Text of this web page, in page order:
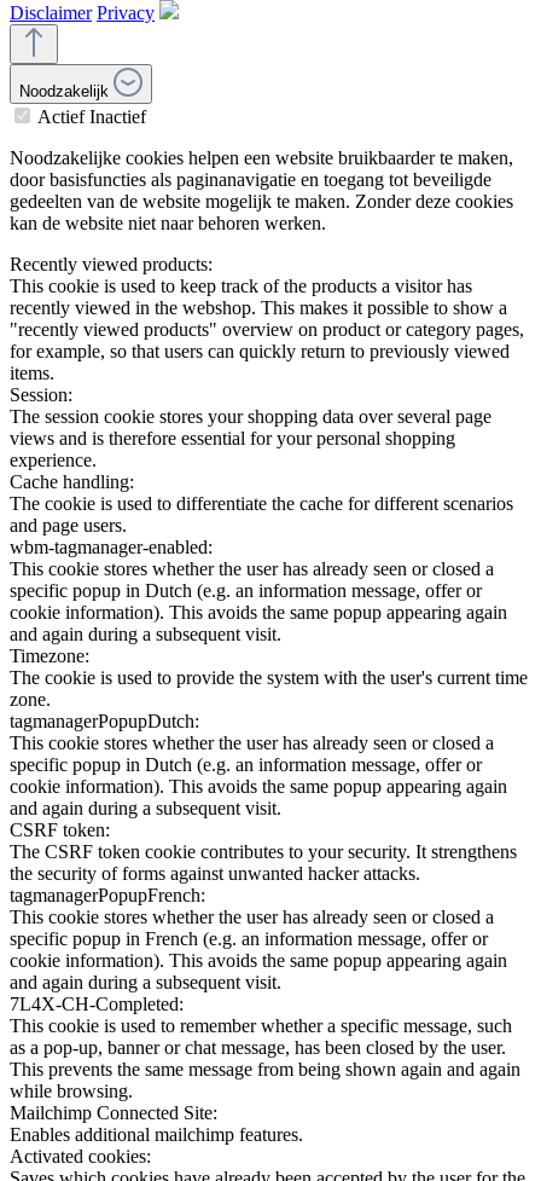
Disclaimer Privacy
Noodzakelijk
Actief Inactief
Noodzakelijke cookies helpen een website bruikbaarder te maken,
door basisfuncties als paginanavigatie en toegang tot beveiligde
gedeelten van de website mogelijk te maken. Zonder deze cookies
kan de website niet naar behoren werken.
Recently viewed products:
This cookie is used to keep track of the products a visitor has
recently viewed in the webshop. This makes it possible to show a
"recently viewed products" overview on product or category pages,
for example, so that users can quickly return to previously viewed
items.
Session:
The session cookie stores your shopping data over several page
views and is therefore essential for your personal shopping
experience.
Cache handling:
The cookie is used to differentiate the cache for different scenarios
and page users.
wbm-tagmanager-enabled:
This cookie stores whether the user has already seen or closed a
specific popup in Dutch (e.g. an information message, offer or
cookie information). This avoids the same popup appearing again
and again during a subsequent visit.
Timezone:
The cookie is used to provide the system with the user's current time
zone.
tagmanagerPopupDutch:
This cookie stores whether the user has already seen or closed a
specific popup in Dutch (e.g. an information message, offer or
cookie information). This avoids the same popup appearing again
and again during a subsequent visit.
CSRF token:
The CSRF token cookie contributes to your security. It strengthens
the security of forms against unwanted hacker attacks.
tagmanagerPopupFrench:
This cookie stores whether the user has already seen or closed a
specific popup in French (e.g. an information message, offer or
cookie information). This avoids the same popup appearing again
and again during a subsequent visit.
7L4X-CH-Completed:
This cookie is used to remember whether a specific message, such
as a pop-up, banner or chat message, has been closed by the user.
This prevents the same message from being shown again and again
while browsing.
Mailchimp Connected Site:
Enables additional mailchimp features.
Activated cookies: